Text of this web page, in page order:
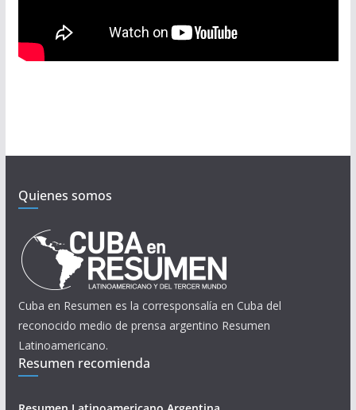
Quienes somos
Cuba en Resumen es la corresponsalía en Cuba del
reconocido medio de prensa argentino Resumen
Latinoamericano.
Resumen recomienda